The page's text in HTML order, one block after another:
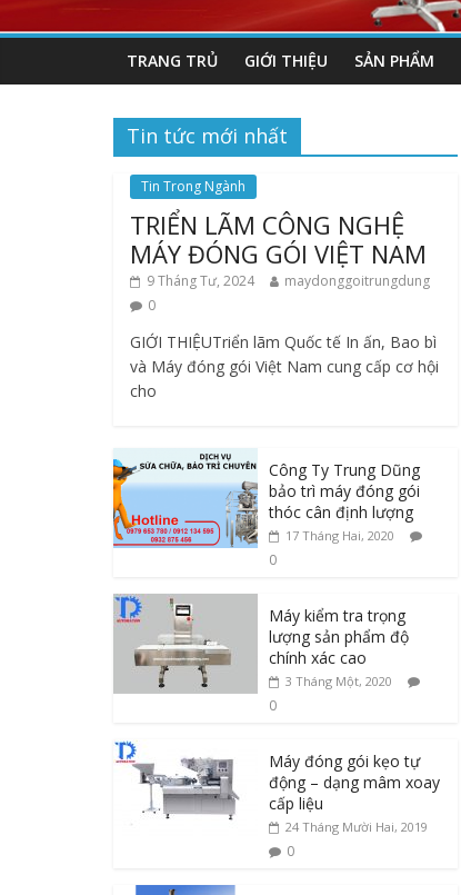
TRANG TRỦ GIỚI THIỆU SẢN PHẨM
Tin tức mới nhất
Tin Trong Ngành
TRIỂN LÃM CÔNG NGHỆ
MÁY ĐÓNG GÓI VIỆT NAM
9 Tháng Tư, 2024
maydonggoitrungdung
0
GIỚI THIỆUTriển lãm Quốc tế In ấn, Bao bì
và Máy đóng gói Việt Nam cung cấp cơ hội
cho
Công Ty Trung Dũng
bảo trì máy đóng gói
thóc cân định lượng
17 Tháng Hai, 2020
0
Máy kiểm tra trọng
lượng sản phẩm độ
chính xác cao
3 Tháng Một, 2020
0
Máy đóng gói kẹo tự
động – dạng mâm xoay
cấp liệu
24 Tháng Mười Hai, 2019
0